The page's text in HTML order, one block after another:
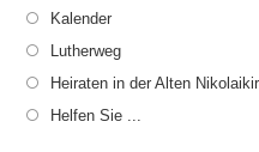
Kalender
Lutherweg
Heiraten in der Alten
Helfen Sie ...